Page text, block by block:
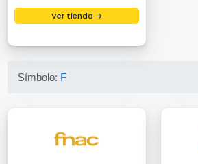
Ver tienda →
Símbolo: F